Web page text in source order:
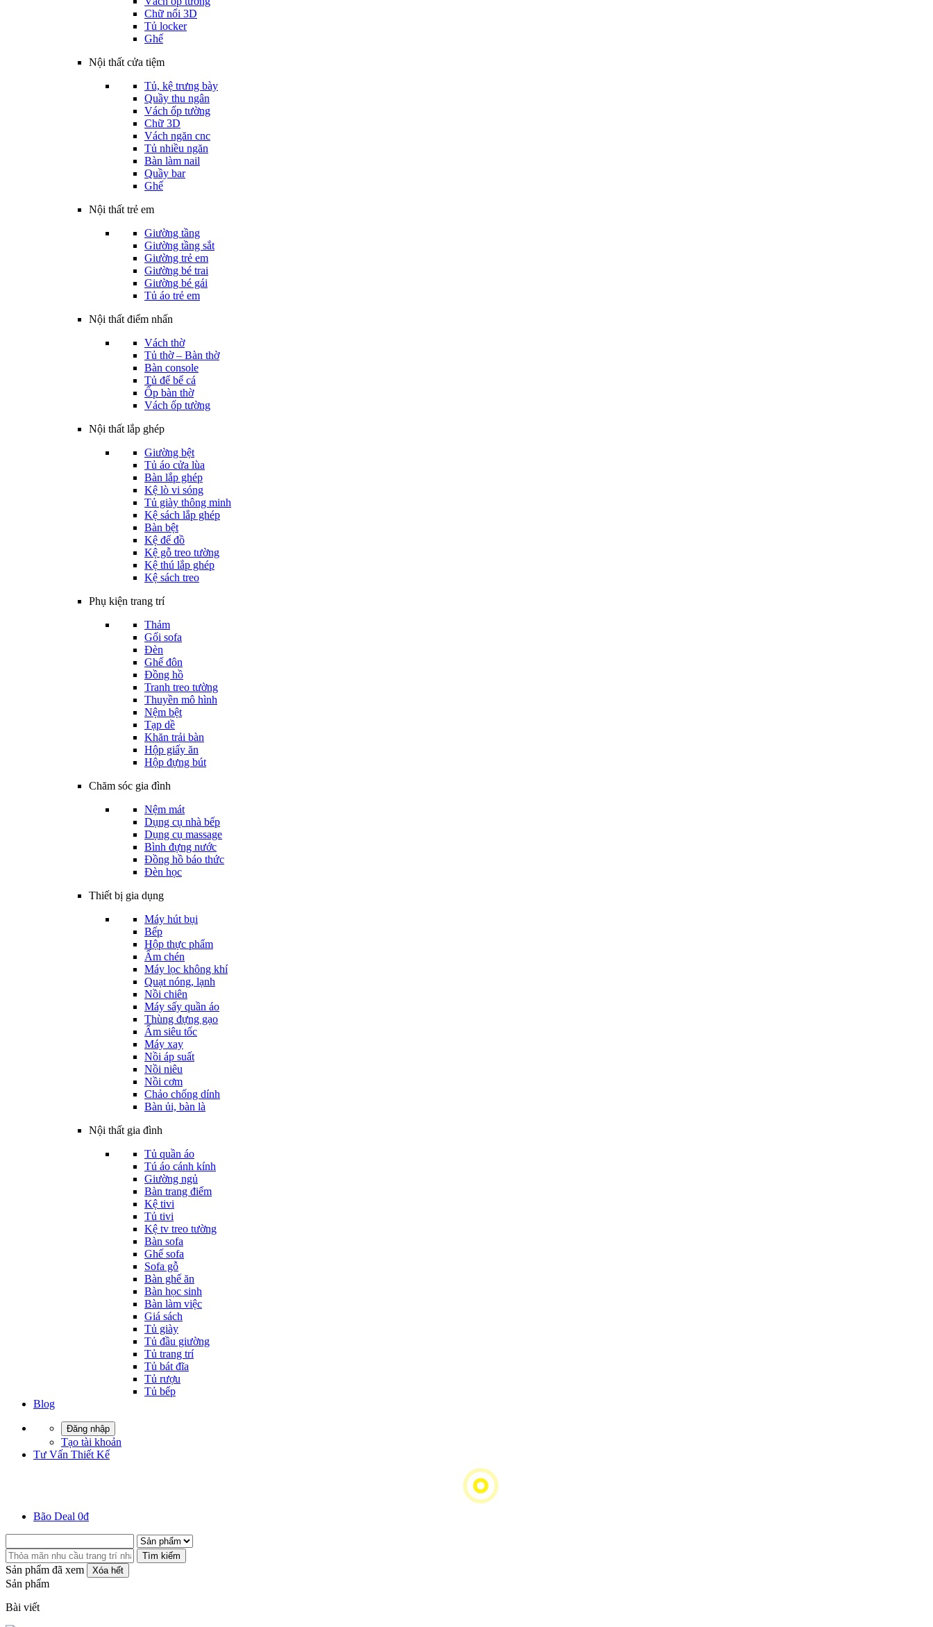
Chữ nổi 3D
Tủ locker
Ghế
Nội thất cửa tiệm
Tủ, kệ trưng bày
Quầy thu ngân
Vách ốp tường
Chữ 3D
Vách ngăn cnc
Tủ nhiều ngăn
Bàn làm nail
Quầy bar
Ghế
Nội thất trẻ em
Giường tầng
Giường tầng sắt
Giường trẻ em
Giường bé trai
Giường bé gái
Tủ áo trẻ em
Nội thất điểm nhấn
Vách thờ
Tủ thờ – Bàn thờ
Bàn console
Tủ để bể cá
Ốp bàn thờ
Vách ốp tường
Nội thất lắp ghép
Giường bệt
Tủ áo cửa lùa
Bàn lắp ghép
Kệ lò vi sóng
Tủ giày thông minh
Kệ sách lắp ghép
Bàn bệt
Kệ để đồ
Kệ gỗ treo tường
Kệ thú lắp ghép
Kệ sách treo
Phụ kiện trang trí
Thảm
Gối sofa
Đèn
Ghế đôn
Đồng hồ
Tranh treo tường
Thuyền mô hình
Nệm bệt
Tạp dề
Khăn trải bàn
Hộp giấy ăn
Hộp đựng bút
Chăm sóc gia đình
Nệm mát
Dụng cụ nhà bếp
Dụng cụ massage
Bình đựng nước
Đồng hồ báo thức
Đèn học
Thiết bị gia dụng
Máy hút bụi
Bếp
Hộp thực phẩm
Ấm chén
Máy lọc không khí
Quạt nóng, lạnh
Nồi chiên
Máy sấy quần áo
Thùng đựng gạo
Ấm siêu tốc
Máy xay
Nồi áp suất
Nồi niêu
Nồi cơm
Chảo chống dính
Bàn ủi, bàn là
Nội thất gia đình
Tủ quần áo
Tú áo cánh kính
Giường ngủ
Bàn trang điểm
Kệ tivi
Tủ tivi
Kệ tv treo tường
Bàn sofa
Ghế sofa
Sofa gỗ
Bàn ghế ăn
Bàn học sinh
Bàn làm việc
Giá sách
Tủ giày
Tủ đầu giường
Tủ trang trí
Tủ bát đĩa
Tủ rượu
Tủ bếp
Blog
Đăng nhập
Tạo tài khoản
Tư Vấn Thiết Kế
Bão Deal 0đ
Tìm kiếm
Sản phẩm đã xem Xóa hết
Sản phẩm
Bài viết